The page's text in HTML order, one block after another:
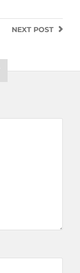
NEXT POST